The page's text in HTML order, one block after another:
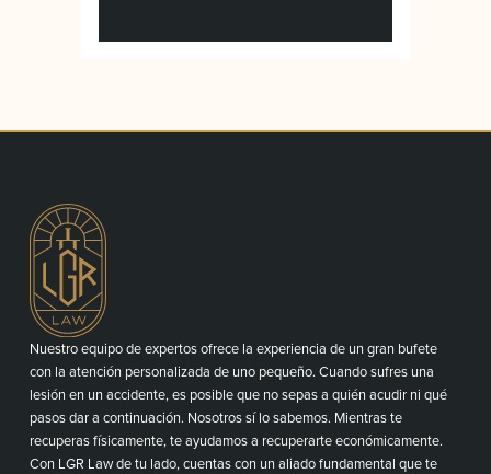
Nuestro equipo de expertos ofrece la experiencia de un gran bufete
con la atención personalizada de uno pequeño. Cuando sufres una
lesión en un accidente, es posible que no sepas a quién acudir ni qué
pasos dar a continuación. Nosotros sí lo sabemos. Mientras te
recuperas físicamente, te ayudamos a recuperarte económicamente.
Con LGR Law de tu lado, cuentas con un aliado fundamental que te